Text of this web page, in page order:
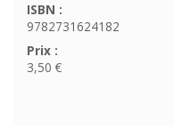
ISBN :
9782731624182
Prix :
3,50 €